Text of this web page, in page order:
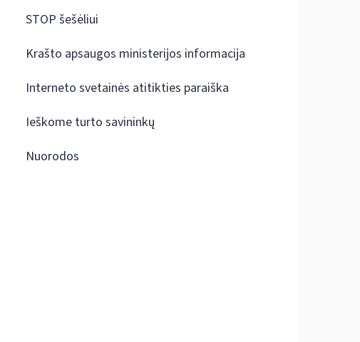
STOP šešėliui
Krašto apsaugos ministerijos informacija
Interneto svetainės atitikties paraiška
Ieškome turto savininkų
Nuorodos